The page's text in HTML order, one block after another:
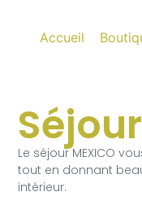
Accueil
Le séjour MEXICO
tout en donnant
intérieur.